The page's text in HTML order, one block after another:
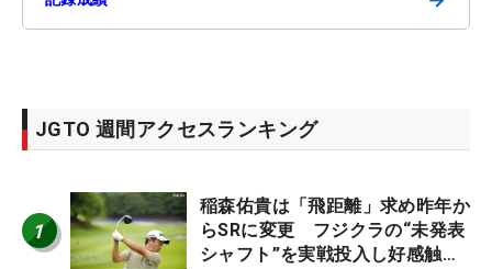
JGTO 週間アクセスランキング
1
稲森佑貴は「飛距離」求め昨年か
らSRに変更 フジクラの“未発表
シャフト”を実戦投入し好感触